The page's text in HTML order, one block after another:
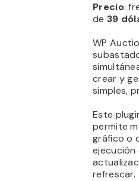
Precio:
de 39
WP
crear y
simples,
Este
permite
gráfico o
refrescar.